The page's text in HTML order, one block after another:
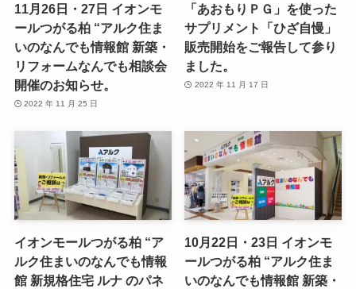
11月26日・27日 イオンモ
ールつがる柏 “アルク住ま
いのなんでも情報館 新築・
リフォームなんでも相談会
開催のお知らせ。
2022 年 11 月 25 日
「あおもりＰＧ」を使った
サプリメント「ひざ自慢」
販売開始をご報告して参り
ました。
2022 年 11 月 17 日
イオンモールつがる柏 “ア
ルク住まいのなんでも情報
館 新規格住宅 ルナ のパネ
10月22日・23日 イオンモ
ールつがる柏 “アルク住ま
いのなんでも情報館 新築・